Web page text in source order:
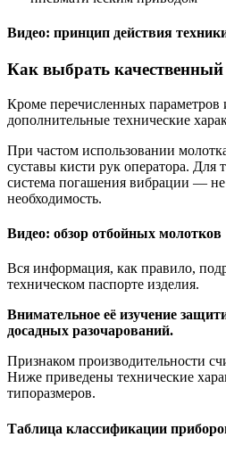
Видео: принцип действия
Как выбрать качественный
Кроме перечисленных параметров
дополнительные технические
При частом использовании
суставы кисти рук оператора. Для
система погашения вибрации —
необходимость.
Видео: обзор отбойных молотков
Вся информация, как правило,
техническом паспорте изделия.
Внимательное её изучение
досадных разочарований.
Признаком производительности
Ниже приведены технические
типоразмеров.
Таблица классификации